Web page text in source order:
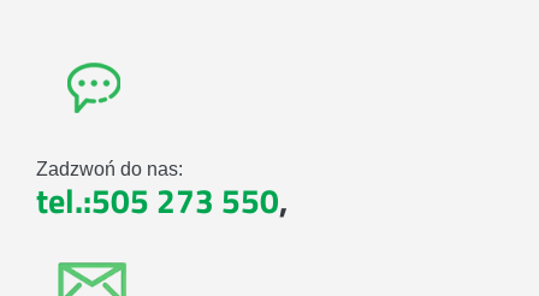
Zadzwoń do nas:
tel.:505 273 550,